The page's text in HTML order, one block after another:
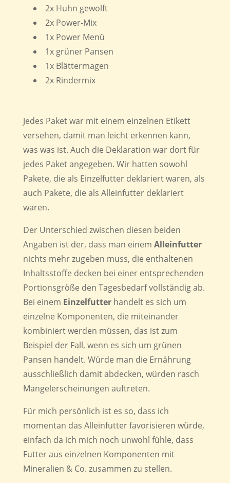
2x Huhn gewolft
2x Power-Mix
1x Power Menü
1x grüner Pansen
1x Blättermagen
2x Rindermix
Jedes Paket war mit einem einzelnen Etikett
versehen, damit man leicht erkennen kann,
was was ist. Auch die Deklaration war dort für
jedes Paket angegeben. Wir hatten sowohl
Pakete, die als Einzelfutter deklariert waren, als
auch Pakete, die als Alleinfutter deklariert
waren.
Der Unterschied zwischen diesen beiden
Angaben ist der, dass man einem Alleinfutter
nichts mehr zugeben muss, die enthaltenen
Inhaltsstoffe decken bei einer entsprechenden
Portionsgröße den Tagesbedarf vollständig ab.
Bei einem Einzelfutterhandelt es sich um
einzelne Komponenten, die miteinander
kombiniert werden müssen, das ist zum
Beispiel der Fall, wenn es sich um grünen
Pansen handelt. Würde man die Ernährung
ausschließlich damit abdecken, würden rasch
Mangelerscheinungen auftreten.
Für mich persönlich ist es so, dass ich
momentan das Alleinfutter favorisieren würde,
einfach da ich mich noch unwohl fühle, dass
Futter aus einzelnen Komponenten mit
Mineralien & Co. zusammen zu stellen.